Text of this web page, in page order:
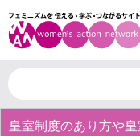
皇室制度のあり方や